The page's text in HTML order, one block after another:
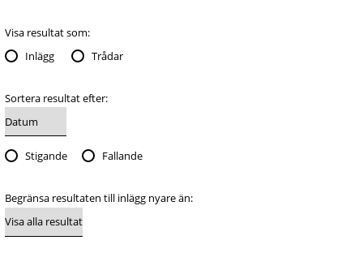
Visa resultat som:
Inlägg
Trådar
Sortera resultat efter:
Stigande Fallande
Begränsa resultaten till inlägg nyare än: